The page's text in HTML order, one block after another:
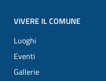
VIVERE IL COMUNE
Luoghi
Eventi
Gallerie